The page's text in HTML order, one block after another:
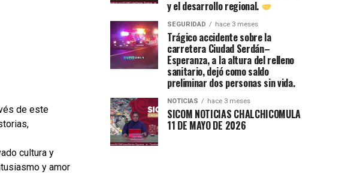
de este
cultura y
y amor
y el desarrollo regional.
SEGURIDAD hace 3 meses
Trágico accidente sobre la
carretera Ciudad Serdán–
Esperanza, a la altura del relleno
sanitario, dejó como saldo
preliminar dos personas sin vida.
NOTICIAS hace 3 meses
SICOM NOTICIAS CHALCHICOMULA
11 DE MAYO DE 2026